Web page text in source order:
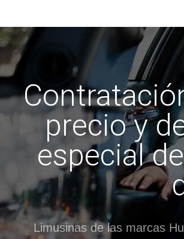
precio y
especial
Limusinas de las marcas